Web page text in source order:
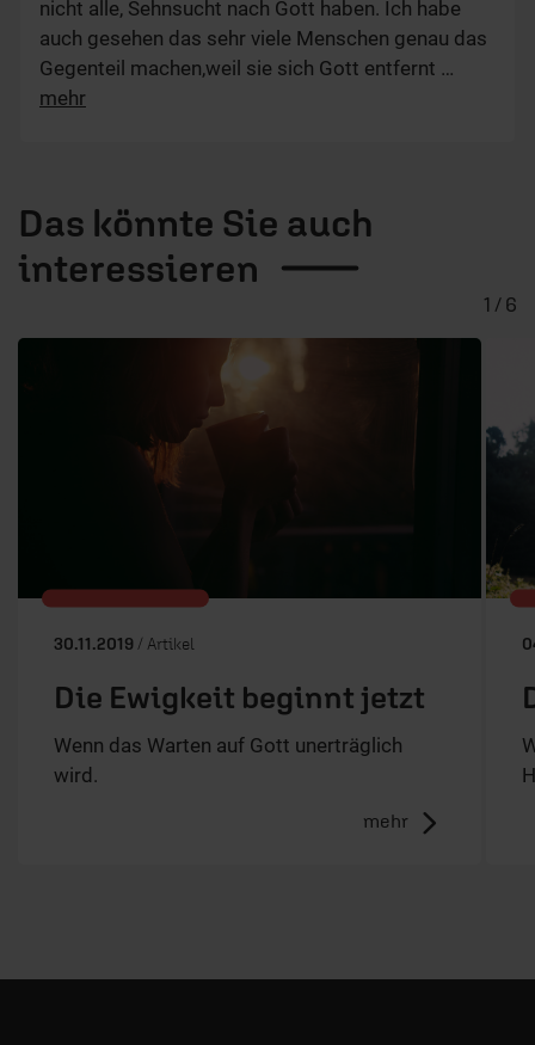
nicht alle, Sehnsucht nach Gott haben. Ich habe
auch gesehen das sehr viele Menschen genau das
Gegenteil machen,weil sie sich Gott entfernt …
mehr
Das könnte Sie auch
interessieren
30.11.2019 / Artikel
Die Ewigkeit beginnt jetzt
Wenn das Warten auf Gott unerträglich
wird.
mehr
1 / 6